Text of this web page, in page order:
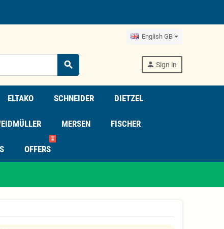
English GB
search person Sign in
ELTAKO SCHNEIDER DIETZEL
MERSEN FISCHER
OFFERS
⏳